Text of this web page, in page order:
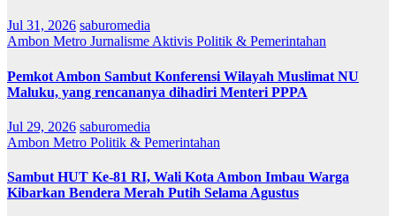
Jul 31, 2026 saburomedia
Ambon Metro Jurnalisme Aktivis Politik & Pemerintahan
Pemkot Ambon Sambut Konferensi Wilayah Muslimat NU
Maluku, yang rencananya dihadiri Menteri PPPA
Jul 29, 2026 saburomedia
Ambon Metro Politik & Pemerintahan
Sambut HUT Ke-81 RI, Wali Kota Ambon Imbau Warga
Kibarkan Bendera Merah Putih Selama Agustus